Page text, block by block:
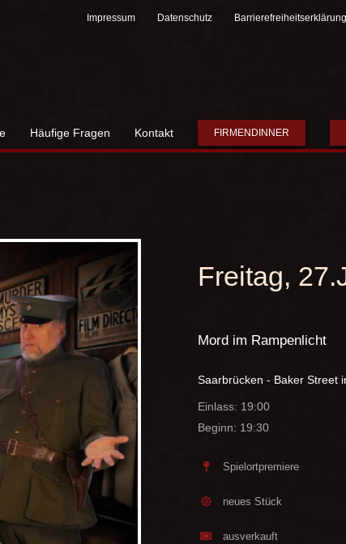
Impressum Datenschutz Barrierefreiheitserklärung
Häufige Fragen Kontakt FIRMENDINNER
Freitag,
Mord im Rampenlicht
Saarbrücken - Baker Street
Einlass: 19:00
Beginn: 19:30
Spielortpremiere
neues Stück
ausverkauft